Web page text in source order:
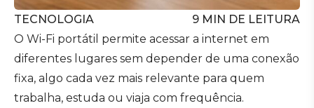
TECNOLOGIA 9 MIN DE LEITURA
O Wi-Fi portátil permite acessar a internet em
diferentes lugares sem depender de uma conexão
fixa, algo cada vez mais relevante para quem
trabalha, estuda ou viaja com frequência.